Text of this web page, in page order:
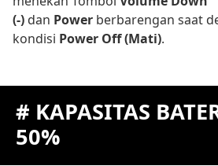
(-) dan Power berbarengan saat
kondisi Power Off (Mati).
# KAPASITAS
50%